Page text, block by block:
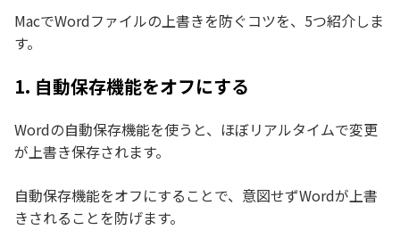
MacでWordファイルの上書きを防ぐコツを、5つ紹介しま
す。
1. 自動保存機能をオフにする
Wordの自動保存機能を使うと、ほぼリアルタイムで変更
が上書き保存されます。
自動保存機能をオフにすることで、意図せずWordが上書
きされることを防げます。